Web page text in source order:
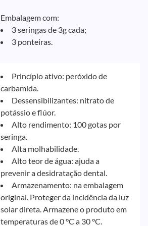
Embalagem com:
3 seringas de 3g cada;
3 ponteiras.
Princípio ativo: peróxido de
carbamida.
Dessensibilizantes: nitrato de
potássio e flúor.
Alto rendimento: 100 gotas por
seringa.
Alta molhabilidade.
Alto teor de água: ajuda a
prevenir a desidratação dental.
Armazenamento: na embalagem
original. Proteger da incidência da luz
solar direta. Armazene o produto em
temperaturas de 0 °C a 30 °C.